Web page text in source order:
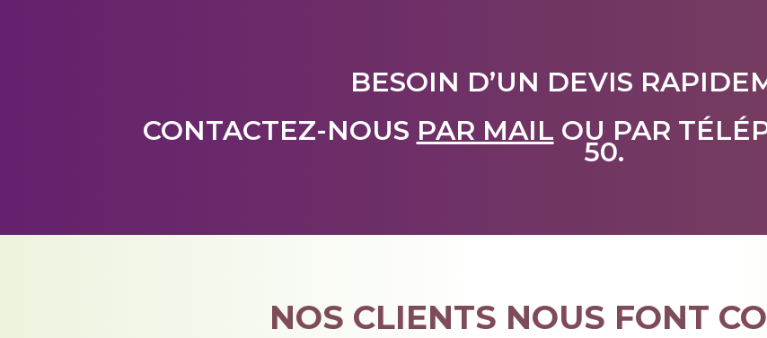
BESOIN D’UN DEVIS
CONTACTEZ-NOUS PAR MAIL OU PAR
50.
NOS CLIENTS NOUS FONT